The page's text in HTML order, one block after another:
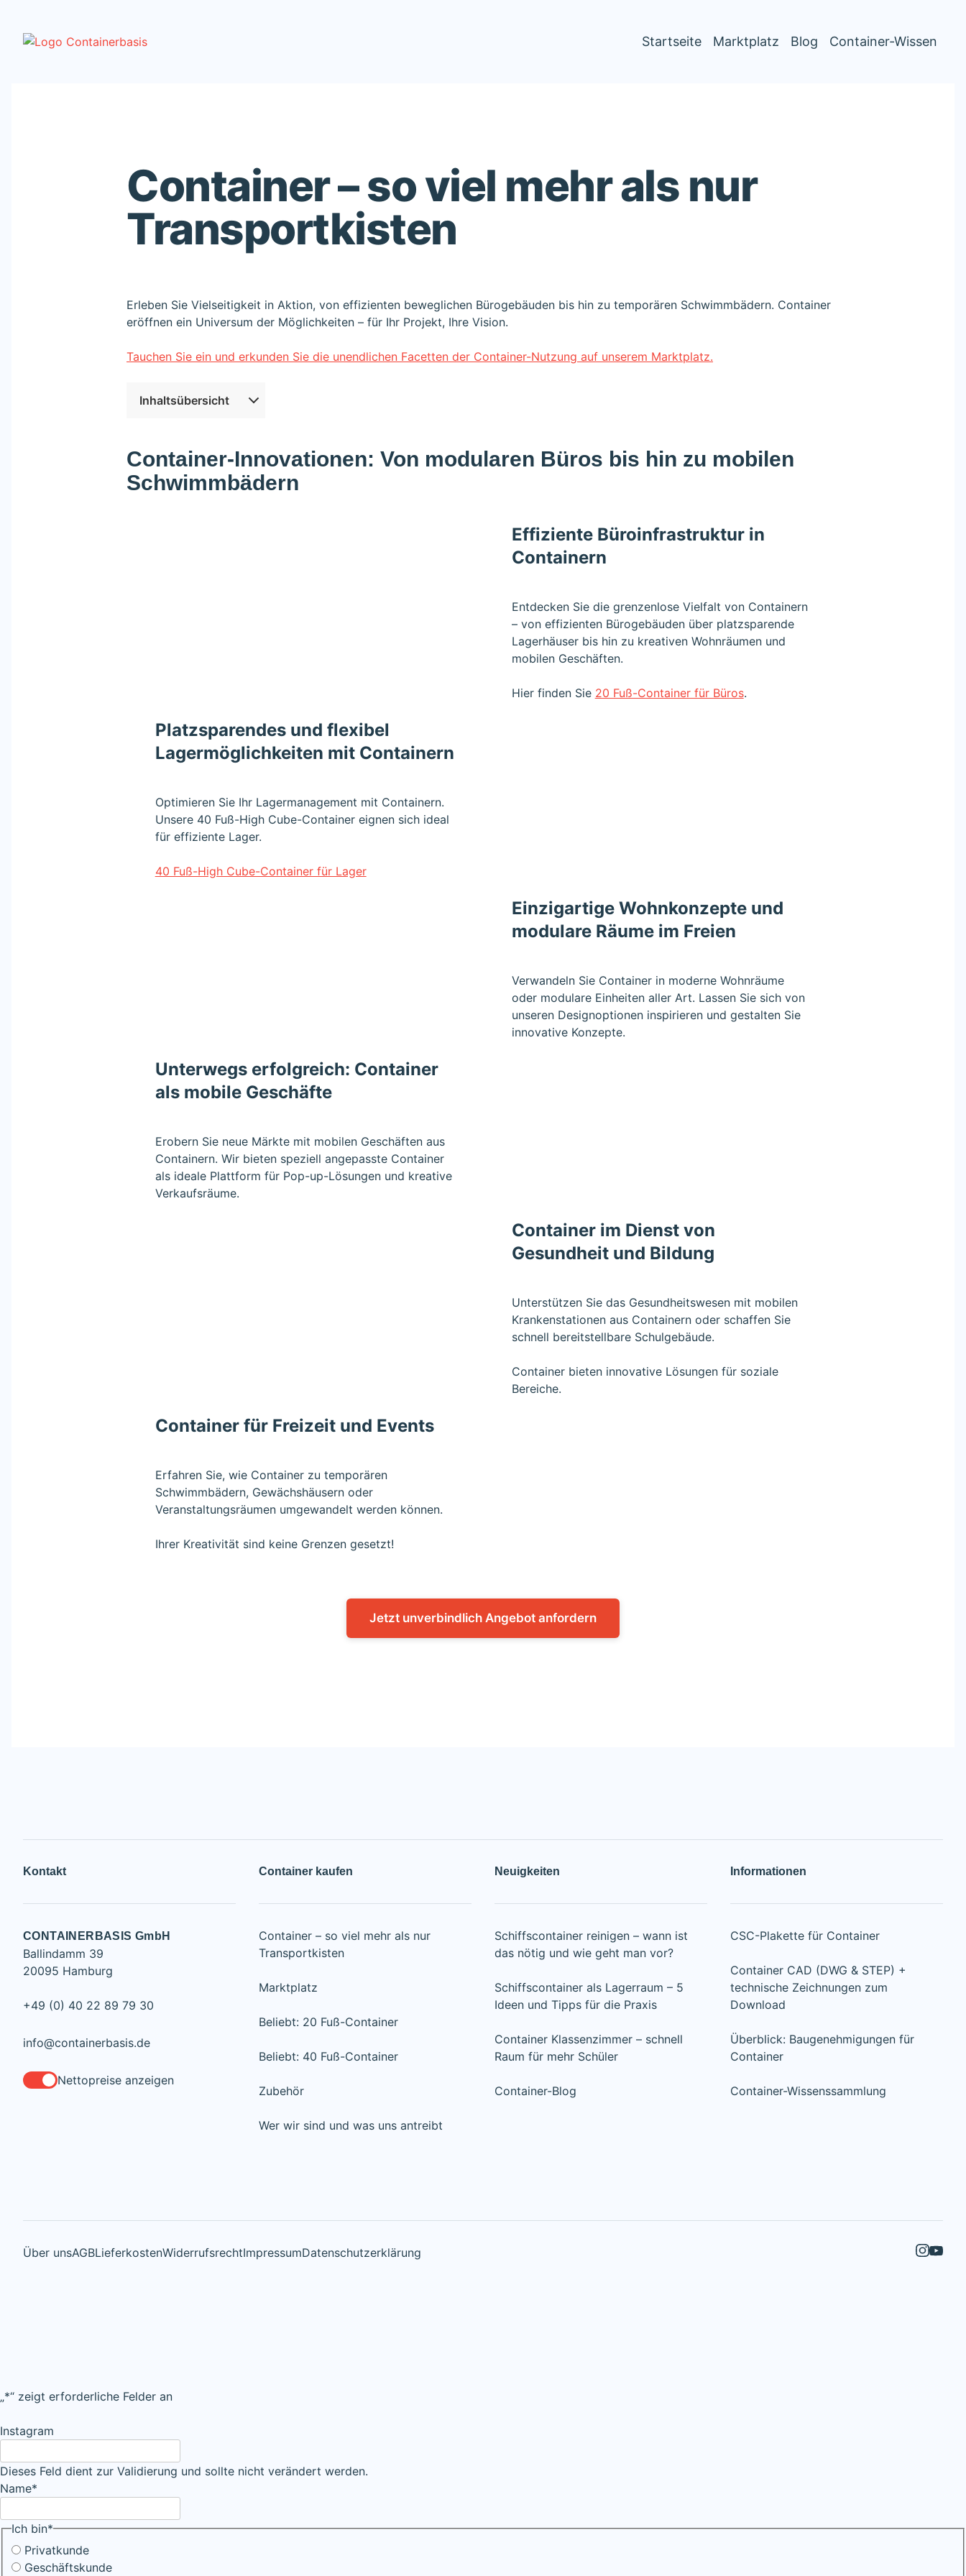
Startseite Marktplatz Blog Container-Wissen
Container – so viel mehr als nur
Transportkisten
Erleben Sie Vielseitigkeit in Aktion, von effizienten beweglichen Bürogebäuden bis hin zu temporären Schwimmbädern. Container
eröffnen ein Universum der Möglichkeiten – für Ihr Projekt, Ihre Vision.
Tauchen Sie ein und erkunden Sie die unendlichen Facetten der Container-Nutzung auf unserem Marktplatz.
Inhaltsübersicht
Container-Innovationen: Von modularen Büros bis hin zu mobilen
Schwimmbädern
Effiziente Büroinfrastruktur in
Containern
Entdecken Sie die grenzenlose Vielfalt von Containern
– von effizienten Bürogebäuden über platzsparende
Lagerhäuser bis hin zu kreativen Wohnräumen und
mobilen Geschäften.
Hier finden Sie 20 Fuß-Container für Büros.
Platzsparendes und flexibel
Lagermöglichkeiten mit Containern
Optimieren Sie Ihr Lagermanagement mit Containern.
Unsere 40 Fuß-High Cube-Container eignen sich ideal
für effiziente Lager.
40 Fuß-High Cube-Container für Lager
Einzigartige Wohnkonzepte und
modulare Räume im Freien
Verwandeln Sie Container in moderne Wohnräume
oder modulare Einheiten aller Art. Lassen Sie sich von
unseren Designoptionen inspirieren und gestalten Sie
innovative Konzepte.
Unterwegs erfolgreich: Container
als mobile Geschäfte
Erobern Sie neue Märkte mit mobilen Geschäften aus
Containern. Wir bieten speziell angepasste Container
als ideale Plattform für Pop-up-Lösungen und kreative
Verkaufsräume.
Container im Dienst von
Gesundheit und Bildung
Unterstützen Sie das Gesundheitswesen mit mobilen
Krankenstationen aus Containern oder schaffen Sie
schnell bereitstellbare Schulgebäude.
Container bieten innovative Lösungen für soziale
Bereiche.
Container für Freizeit und Events
Erfahren Sie, wie Container zu temporären
Schwimmbädern, Gewächshäusern oder
Veranstaltungsräumen umgewandelt werden können.
Ihrer Kreativität sind keine Grenzen gesetzt!
Jetzt unverbindlich Angebot anfordern
Kontakt
CONTAINERBASIS GmbH
Ballindamm 39
20095 Hamburg
+49 (0) 40 22 89 79 30
info@containerbasis.de
Nettopreise anzeigen
Container kaufen
Container – so viel mehr als nur
Transportkisten
Marktplatz
Beliebt: 20 Fuß-Container
Beliebt: 40 Fuß-Container
Zubehör
Wer wir sind und was uns antreibt
Neuigkeiten
Schiffscontainer reinigen – wann ist
das nötig und wie geht man vor?
Schiffscontainer als Lagerraum – 5
Ideen und Tipps für die Praxis
Container Klassenzimmer – schnell
Raum für mehr Schüler
Container-Blog
Informationen
CSC-Plakette für Container
Container CAD (DWG & STEP) +
technische Zeichnungen zum
Download
Überblick: Baugenehmigungen für
Container
Container-Wissenssammlung
Über unsAGBLieferkostenWiderrufsrechtImpressumDatenschutzerklärung
„*“ zeigt erforderliche Felder an
Instagram
Dieses Feld dient zur Validierung und sollte nicht verändert werden.
Name*
Ich bin*
Privatkunde
Geschäftskunde